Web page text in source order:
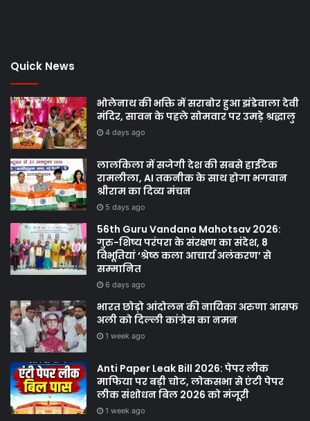
Quick News
भोलेनाथ की भक्ति में सराबोर हुआ झंडेवाला देवी
मंदिर, सावन के पहले सोमवार पर उमड़े श्रद्धालु
4 days ago
लालकिला में सजेगी देश की सबसे हाईटेक
रामलीला, AI तकनीक के साथ होगा भगवान
श्रीराम का दिव्य मंचन
5 days ago
56th Guru Vandana Mahotsav 2026:
गुरु-शिष्य परंपरा के संरक्षण का संदेश, 8
विभूतियां ‘श्रेष्ठ कला आचार्य अलंकरण’ से
सम्मानित
6 days ago
भारत छोड़ो आंदोलन की नायिका अरुणा आसफ
अली को दिल्ली कांग्रेस का नमन
1 week ago
Anti Paper Leak Bill 2026: पेपर लीक
माफिया पर बड़ी चोट, लोकसभा से एंटी पेपर
लीक संशोधन बिल 2026 को मंजूरी
1 week ago